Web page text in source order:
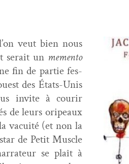
veut bien nous
serait un memen­to
fin de par­tie fes­
des États-Unis
invite à courir
de leurs ori­peaux
vacuité (et non la
de Petit Mus­cle
se plaît à